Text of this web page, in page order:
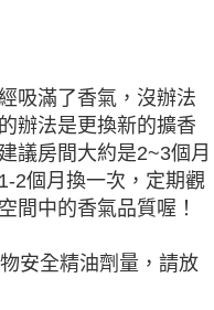
吸滿了香氣，沒辦法
辦法是更換新的擴香
議房間大約是2~3個月
2個月換一次，定期觀
間中的香氣品質喔！
安全精油劑量，請放